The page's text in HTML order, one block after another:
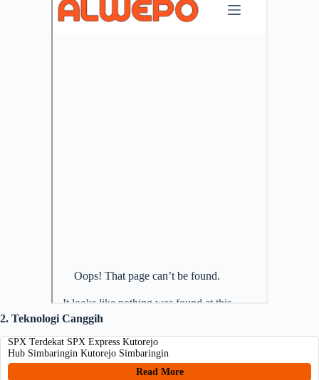
2. Teknologi Canggih
SPX Terdekat SPX Express Kutorejo
Hub Simbaringin Kutorejo Simbaringin
Read More